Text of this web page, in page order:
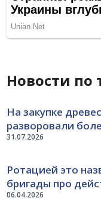
Новости по
31.07.2026
На закупке
разворовали
06.04.2026
Ротацией это
бригады про